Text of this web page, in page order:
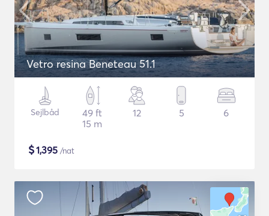
Vetro resina Beneteau 51.1
Sejlbåd
49 ft
15 m
12 5 6
$1,395 /nat